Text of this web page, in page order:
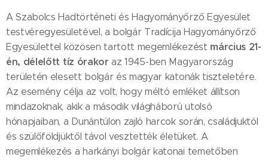
A Szabolcs Hadtörténeti és Hagyományőrző Egyesület
testvéregyesületével, a bolgár Tradícija Hagyományőrző
Egyesülettel közösen tartott megemlékezést március 21-
én, délelőtt tíz órakor az 1945-ben Magyarország
területén elesett bolgár és magyar katonák tiszteletére.
Az esemény célja az volt, hogy méltó emléket állítson
mindazoknak, akik a második világháború utolsó
hónapjaiban, a Dunántúlon zajló harcok során, családjuktól
és szülőföldjüktől távol vesztették életüket. A
megemlékezés a harkányi bolgár katonai temetőben